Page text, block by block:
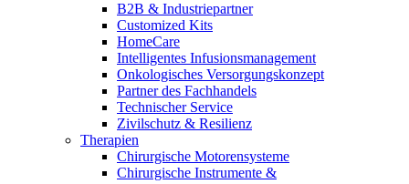
Zahnmedizin
Robotische Chirurgie
Therapien
B. Braun HomeCare
Wir koordinieren Ihre medizinische Versorgung, wenn Sie aus
dem Krankenhaus entlassen werden.
B2B & Industriepartner
Customized Kits
HomeCare
Intelligentes Infusionsmanagement
Onkologisches Versorgungskonzept
Partner des Fachhandels
Technischer Service
Zivilschutz & Resilienz
Therapien
Chirurgische Motorensysteme
Chirurgische Instrumente &